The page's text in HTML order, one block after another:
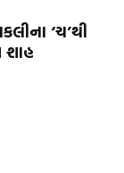
‘ચ’થી
શાહ